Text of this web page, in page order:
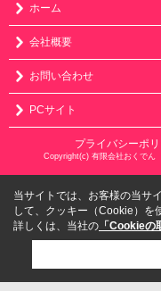
ホーム
会社概要
お問い合わせ
PCサイト
プライバシーポ
Copyright(c) 有限会社おくでん
当サイトでは、お客様の当サ
して、クッキー（Cookie）を
詳しくは、当社の 「Cookieの